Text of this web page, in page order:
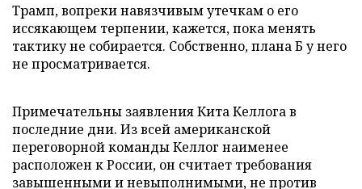
Трамп, вопреки навязчивым утечкам о его
иссякающем терпении, кажется, пока менять
тактику не собирается. Собственно, плана Б у него
не просматривается.
Примечательны заявления Кита Келлога в
последние дни. Из всей американской
переговорной команды Келлог наименее
расположен к России, он считает требования
завышенными и невыполнимыми, не против